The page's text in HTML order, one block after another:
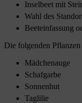
Inselbeet mit
Wahl des
Beeteinfassung
Die folgenden
Mädchenauge
Schafgarbe
Sonnenhut
Taglilie